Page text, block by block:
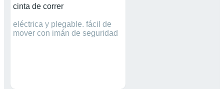
cinta de correr
eléctrica y plegable. fácil de
mover con imán de seguridad